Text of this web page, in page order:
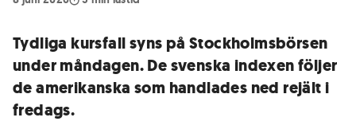
Tydliga kursfall syns på Stockholmsbörsen
under måndagen. De svenska indexen följer
de amerikanska som handlades ned rejält i
fredags.